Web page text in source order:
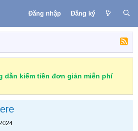
Đăng nhập Đăng ký
dẫn kiếm tiền đơn giản miễn phí